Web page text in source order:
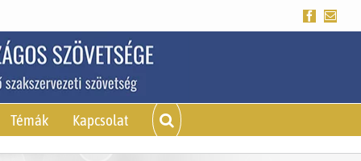
Facebook
Témák Kapcsolat